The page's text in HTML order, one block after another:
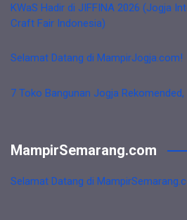
KWaS Hadir di JIFFINA 2026 (Jogja
Craft Fair Indonesia)
Selamat Datang di MampirJogja.com!
7 Toko Bangunan Jogja
MampirSemarang.com
Selamat Datang di